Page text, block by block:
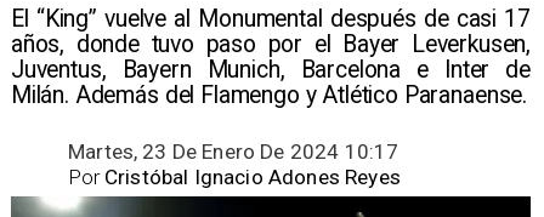
El “King” vuelve al Monumental después de casi 17
años, donde tuvo paso por el Bayer Leverkusen,
Juventus, Bayern Munich, Barcelona e Inter de
Milán. Además del Flamengo y Atlético Paranaense.
Martes, 23 De Enero De 2024 10:17
Cristóbal Ignacio Adones Reyes
Por